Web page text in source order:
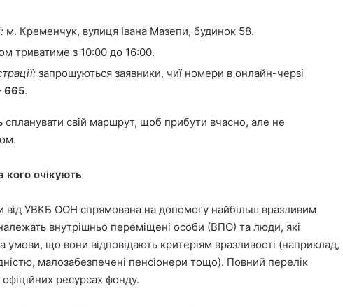
м. Кременчук, вулиця Івана Мазепи, будинок 58.
триватиме з 10:00 до 16:00.
запрошуються заявники, чиї номери в онлайн-черзі
665.
свій маршрут, щоб прибути вчасно, але не
кого очікують
від УВКБ ООН спрямована на допомогу найбільш вразливим
внутрішньо переміщені особи (ВПО) та люди, які
умови, що вони відповідають критеріям вразливості (наприклад,
малозабезпечені пенсіонери тощо). Повний перелік
ресурсах фонду.